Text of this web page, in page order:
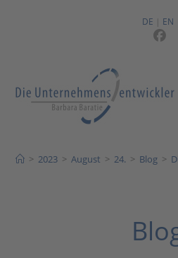
DE EN
> 2023 > August > 24. > Blog >